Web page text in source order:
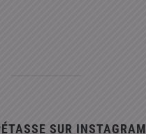
SUR INSTAGRAM